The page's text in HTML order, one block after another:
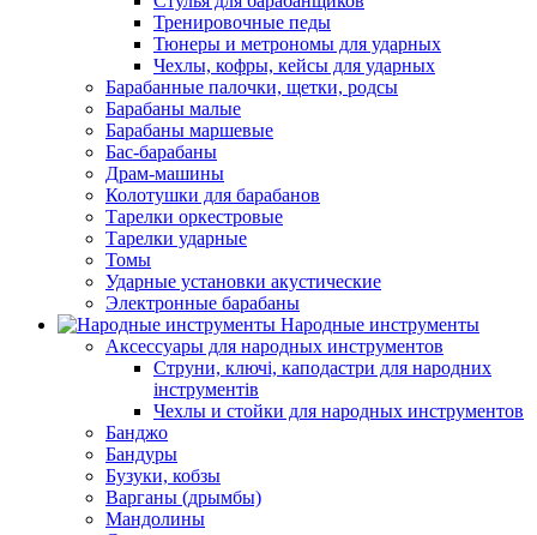
Тренировочные педы
Тюнеры и метрономы для ударных
Чехлы, кофры, кейсы для ударных
Барабанные палочки, щетки, родсы
Барабаны малые
Барабаны маршевые
Бас-барабаны
Драм-машины
Колотушки для барабанов
Тарелки оркестровые
Тарелки ударные
Томы
Ударные установки акустические
Электронные барабаны
Народные инструменты
Аксессуары для народных инструментов
Струни, ключі, каподастри для народних
інструментів
Чехлы и стойки для народных инструментов
Банджо
Бандуры
Бузуки, кобзы
Варганы (дрымбы)
Мандолины